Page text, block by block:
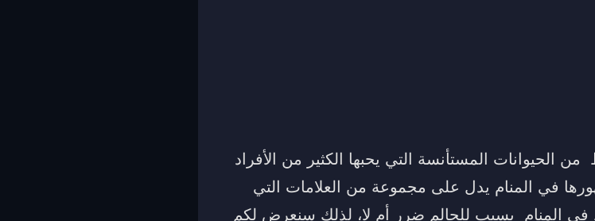
الحيوانات المستأنسة التي يحبها الكثير من الأفراد
في المنام يدل على مجموعة من العلامات التي
المنام يسبب للحالم ضرر أم لا، لذلك سنعرض لكم